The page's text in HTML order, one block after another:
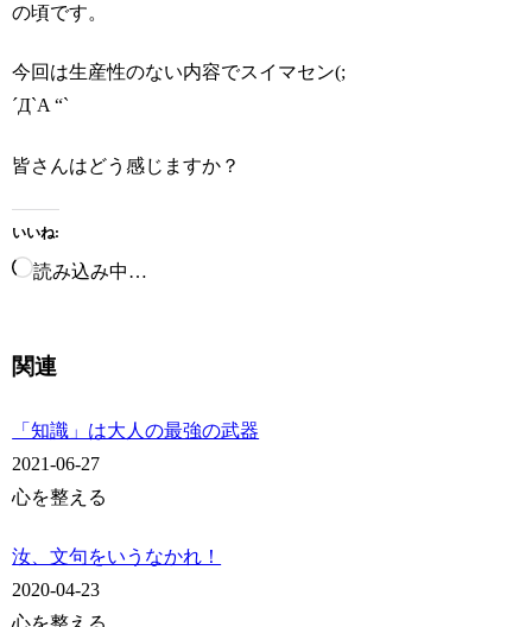
の頃です。
今回は生産性のない内容でスイマセン(;
´Д`A “`
皆さんはどう感じますか？
いいね:
読み込み中…
関連
「知識」は大人の最強の武器
2021-06-27
心を整える
汝、文句をいうなかれ！
2020-04-23